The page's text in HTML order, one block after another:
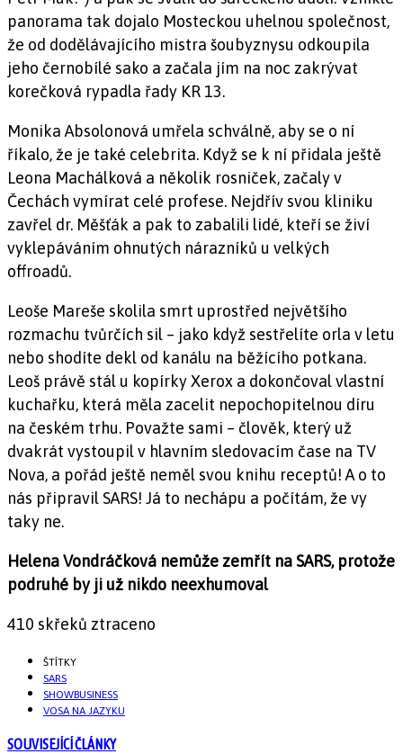
panorama tak dojalo Mosteckou uhelnou společnost,
že od dodělávajícího mistra šoubyznysu odkoupila
jeho černobílé sako a začala jím na noc zakrývat
korečková rypadla řady KR 13.
Monika Absolonová umřela schválně, aby se o ní
říkalo, že je také celebrita. Když se k ní přidala ještě
Leona Machálková a několik rosniček, začaly v
Čechách vymírat celé profese. Nejdřív svou kliniku
zavřel dr. Měšťák a pak to zabalili lidé, kteří se živí
vyklepáváním ohnutých nárazníků u velkých
offroadů.
Leoše Mareše skolila smrt uprostřed největšího
rozmachu tvůrčích sil – jako když sestřelíte orla v letu
nebo shodíte dekl od kanálu na běžícího potkana.
Leoš právě stál u kopírky Xerox a dokončoval vlastní
kuchařku, která měla zacelit nepochopitelnou díru
na českém trhu. Považte sami – člověk, který už
dvakrát vystoupil v hlavním sledovacím čase na TV
Nova, a pořád ještě neměl svou knihu receptů! A o to
nás připravil SARS! Já to nechápu a počítám, že vy
taky ne.
Helena Vondráčková nemůže zemřít na SARS, protože
podruhé by ji už nikdo neexhumoval
410 skřeků ztraceno
ŠTÍTKY
SARS
SHOWBUSINESS
VOSA NA JAZYKU
SOUVISEJÍCÍ ČLÁNKY